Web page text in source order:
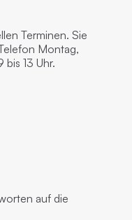
Terminen. Sie
Montag,
13 Uhr.
auf die